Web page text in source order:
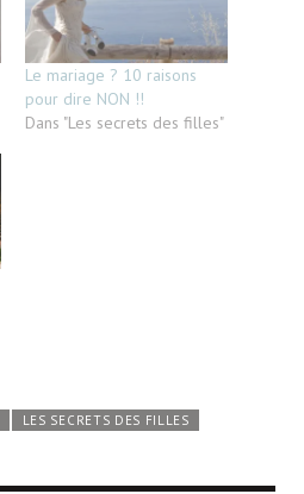
Le mariage ? 10 raisons
pour dire NON !!
Dans "Les secrets des filles"
LES SECRETS DES FILLES